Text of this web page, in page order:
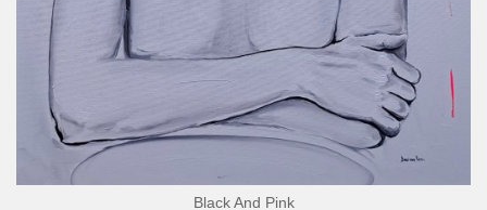
Black And Pink